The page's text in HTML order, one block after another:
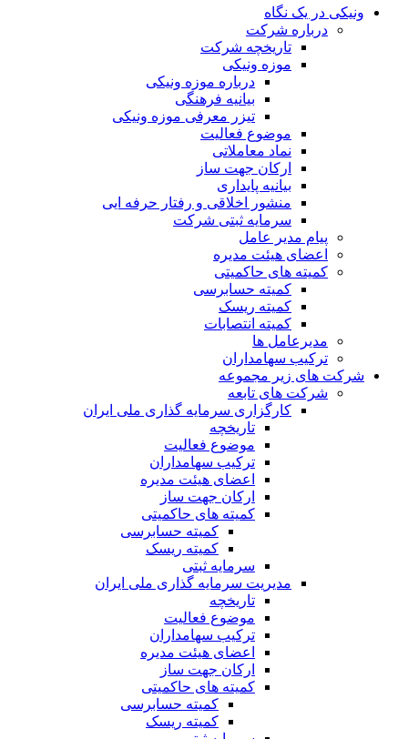
ونیکی در یک نگاه
درباره شرکت
تاریخچه شرکت
موزه ونیکی
درباره موزه ونیکی
بیانیه فرهنگی
تیزر معرفی موزه ونیکی
موضوع فعالیت
نماد معاملاتی
ارکان جهت ساز
بیانیه پایداری
منشور اخلاقی و رفتار حرفه ایی
سرمایه ثبتی شرکت
پیام مدیر عامل
اعضای هیئت مدیره
کمیته های حاکمیتی
کمیته حسابرسی
کمیته ریسک
کمیته انتصابات
مدیرعامل ها
ترکیب سهامداران
شرکت های زیر مجموعه
شرکت های تابعه
کارگزاری سرمایه گذاری ملی ایران
تاریخچه
موضوع فعالیت
ترکیب سهامداران
اعضای هیئت مدیره
ارکان جهت ساز
کمیته های حاکمیتی
کمیته حسابرسی
کمیته ریسک
سرمایه ثبتی
مدیریت سرمایه گذاری ملی ایران
تاریخچه
موضوع فعالیت
ترکیب سهامداران
اعضای هیئت مدیره
ارکان جهت ساز
کمیته های حاکمیتی
کمیته حسابرسی
کمیته ریسک